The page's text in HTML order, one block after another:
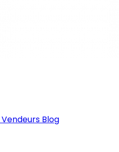
Vendeurs Blog